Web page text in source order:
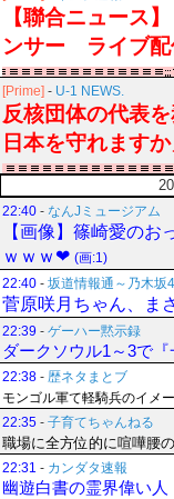
【聯合ニュース
ンサー ライブ配
[Prime] - U-1 NEWS.
反核団体の代表
日本を守れます
22:40 - なんJミュージアム
【画像】篠崎愛のお
ｗｗｗ❤ (画:1)
22:40 - 坂道情報通～乃木坂
菅原咲月ちゃん、ま
22:39 - ゲーハー黙示録
ダークソウル1～3で
22:38 - 歴ネタまとブ
モンゴル軍て軽騎兵のイメ
22:35 - 子育てちゃんねる
職場に全方位的に喧嘩腰
22:31 - カンダタ速報
幽遊白書の霊界偉い